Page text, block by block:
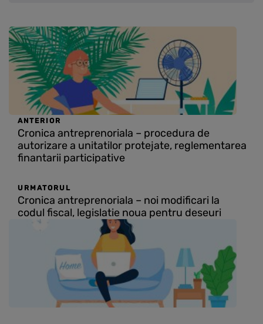
ANTERIOR
Cronica antreprenoriala – procedura de
autorizare a unitatilor protejate, reglementarea
finantarii participative
URMATORUL
Cronica antreprenoriala – noi modificari la
codul fiscal, legislatie noua pentru deseuri